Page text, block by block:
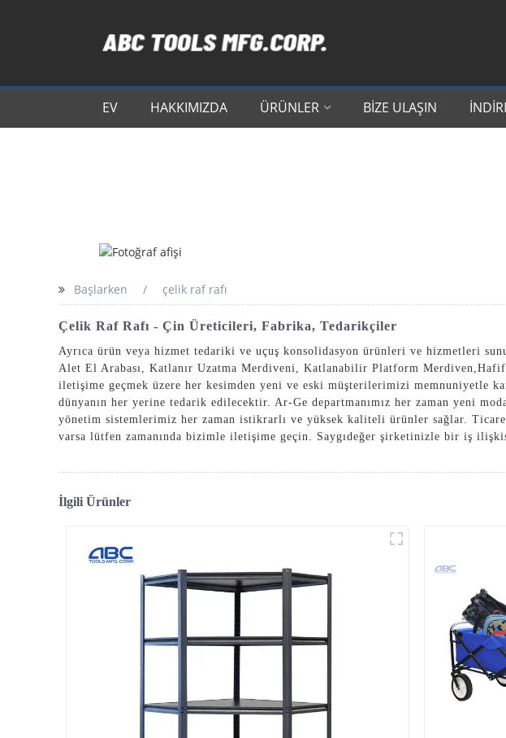
EV HAKKIMIZDA ÜRÜNLER BIZE ULAŞIN
Başlarken çelik raf rafı
Çelik Raf Rafı - Çin Üreticileri, Fabrika, Tedarikçiler
Ayrıca ürün veya hizmet tedariki ve uçuş konsolidasyon ürünleri ve hizmetleri
Alet El Arabası
Katlanır Uzatma Merdiveni Katlanabilir Platform Merdiven Hafif
iletişime geçmek üzere her kesimden yeni ve eski müşterilerimizi memnuniyetle
dünyanın her yerine tedarik edilecektir. Ar-Ge departmanımız her zaman yeni
yönetim sistemlerimiz her zaman istikrarlı ve yüksek kaliteli ürünler sağlar.
varsa lütfen zamanında bizimle iletişime geçin. Saygıdeğer şirketinizle bir iş
İlgili Ürünler